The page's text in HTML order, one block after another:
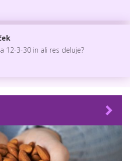
12-3-30 in ali res deluje?